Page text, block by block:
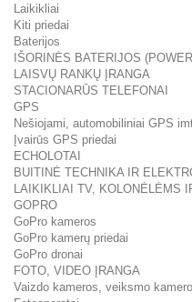
Laikikliai
Kiti priedai
Baterijos
IŠORINĖS BATERIJOS
LAISVŲ RANKŲ ĮRANGA
STACIONARŪS TELEFONAI
GPS
Nešiojami, automobiliniai GPS
Įvairūs GPS priedai
ECHOLOTAI
BUITINĖ TECHNIKA IR
LAIKIKLIAI TV, KOLONĖLĖMS
GOPRO
GoPro kameros
GoPro kamerų priedai
GoPro dronai
FOTO, VIDEO ĮRANGA
Vaizdo kameros, veiksmo